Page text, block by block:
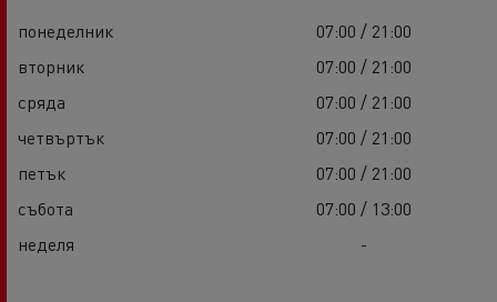
понеделник
07:00 / 21:00
вторник
07:00 / 21:00
сряда
07:00 / 21:00
четвъртък
07:00 / 21:00
петък
07:00 / 21:00
събота
07:00 / 13:00
неделя
-